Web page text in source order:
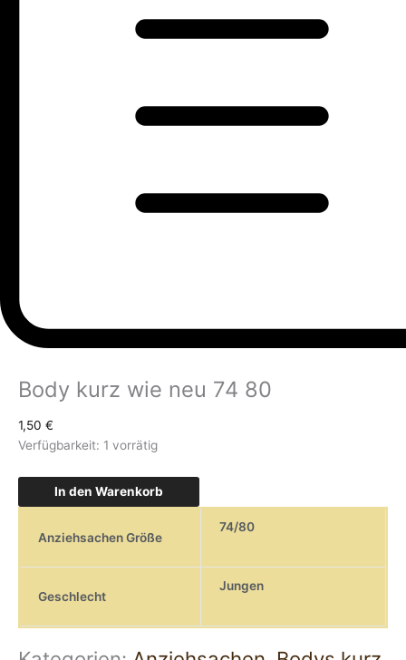
Body kurz wie neu 74 80
1,50 €
Verfügbarkeit: 1 vorrätig
In den Warenkorb
Anziehsachen Größe
74/80
Geschlecht
Jungen